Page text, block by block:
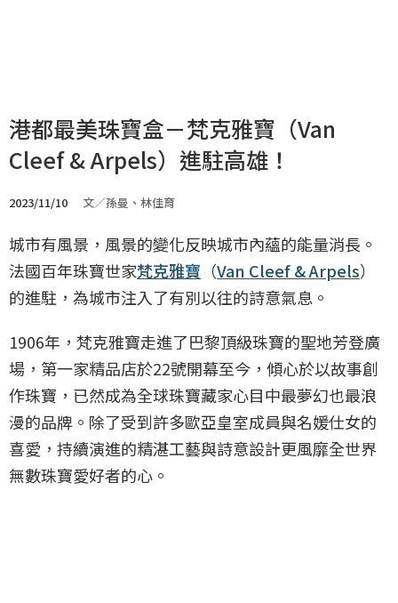
港都最美珠寶盒－梵克雅寶（Van
Cleef & Arpels）進駐高雄！
2023/11/10 文／孫曼、林佳育
城市有風景，風景的變化反映城市內蘊的能量消長。
法國百年珠寶世家梵克雅寶 （Van Cleef & Arpels）
的進駐，為城市注入了有別以往的詩意氣息。
1906年，梵克雅寶走進了巴黎頂級珠寶的聖地芳登廣
場，第一家精品店於22號開幕至今，傾心於以故事創
作珠寶，已然成為全球珠寶藏家心目中最夢幻也最浪
漫的品牌。除了受到許多歐亞皇室成員與名媛仕女的
喜愛，持續演進的精湛工藝與詩意設計更風靡全世界
無數珠寶愛好者的心。